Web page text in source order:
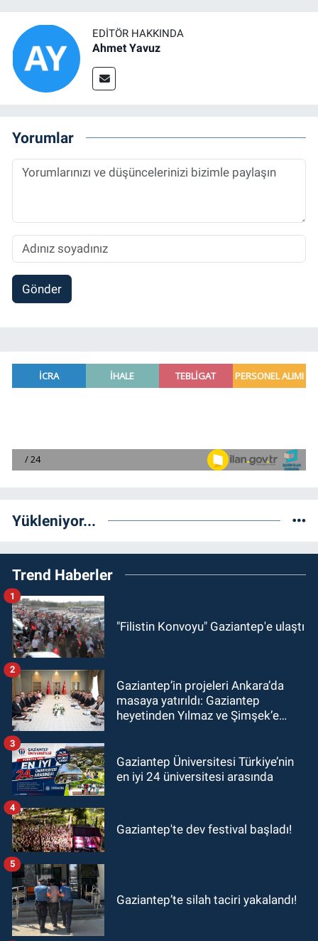
EDITÖR HAKKINDA
Ahmet Yavuz
Yorumlar
Gönder
Yükleniyor...
Trend Haberler
"Filistin Konvoyu" Gaziantep'e ulaştı
1
Gaziantep’in projeleri Ankara’da
masaya yatırıldı: Gaziantep
heyetinden Yılmaz ve Şimşek’e
2
Gaziantep Üniversitesi Türkiye’nin
en iyi 24 üniversitesi arasında
3
Gaziantep'te dev festival başladı!
4
Gaziantep’te silah taciri yakalandı!
5